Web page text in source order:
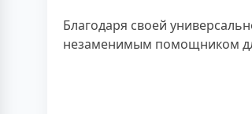
Благодаря своей
незаменимым помощником